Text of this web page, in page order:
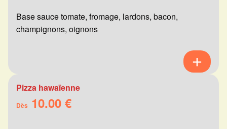
Base sauce tomate, fromage, lardons, bacon,
champignons, oignons
Pizza hawaïenne
Dès 10.00 €